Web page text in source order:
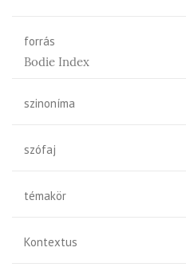
forrás
Bodie Index
szinoníma
szófaj
témakör
Kontextus